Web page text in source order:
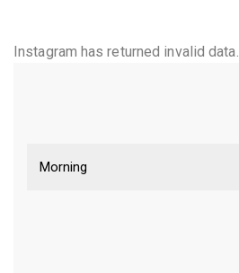
Instagram has returned invalid data.